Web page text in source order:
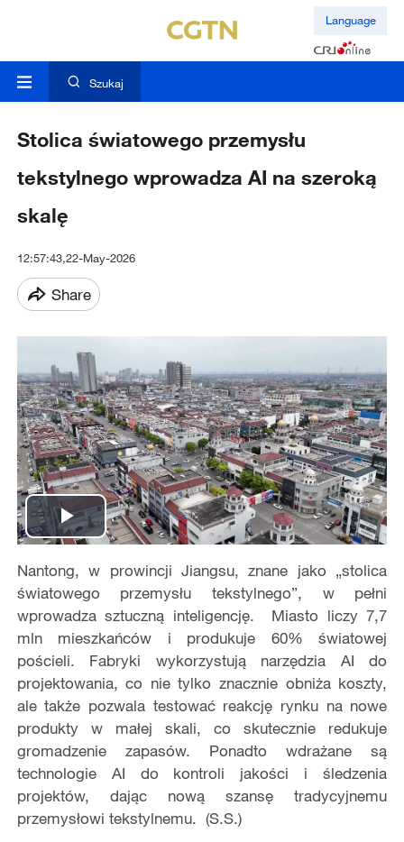
Language
Szukaj
Stolica światowego przemysłu
tekstylnego wprowadza AI na szeroką
skalę
12:57:43,22-May-2026
Share
Play
Video
Nantong, w prowincji Jiangsu, znane jako „stolica
światowego przemysłu tekstylnego”, w pełni
wprowadza sztuczną inteligencję. Miasto liczy 7,7
mln mieszkańców i produkuje 60% światowej
pościeli. Fabryki wykorzystują narzędzia AI do
projektowania, co nie tylko znacznie obniża koszty,
ale także pozwala testować reakcję rynku na nowe
produkty w małej skali, co skutecznie redukuje
gromadzenie zapasów. Ponadto wdrażane są
technologie AI do kontroli jakości i śledzenia
projektów, dając nową szansę tradycyjnemu
przemysłowi tekstylnemu. (S.S.)